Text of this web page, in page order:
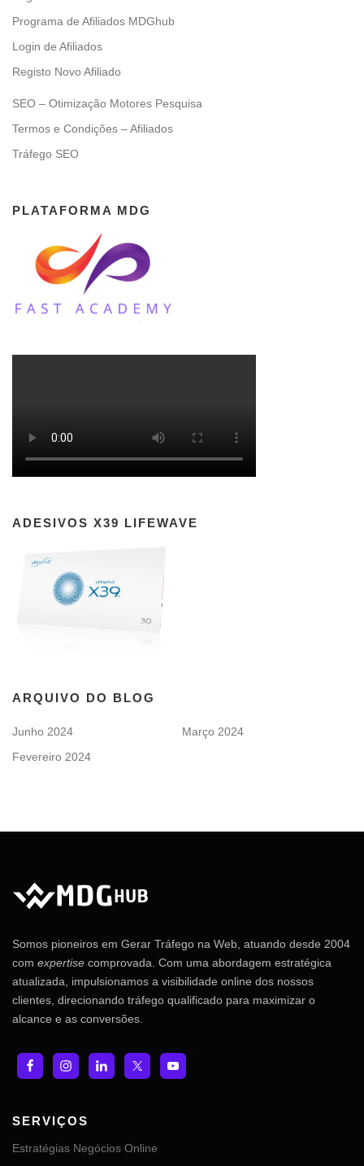
Programa de Afiliados MDGhub
Login de Afiliados
Registo Novo Afiliado
SEO – Otimização Motores Pesquisa
Termos e Condições – Afiliados
Tráfego SEO
PLATAFORMA MDG
ADESIVOS X39 LIFEWAVE
ARQUIVO DO BLOG
Junho 2024
Março 2024
Fevereiro 2024
Somos pioneiros em Gerar Tráfego na Web, atuando desde 2004
com expertise comprovada. Com uma abordagem estratégica
atualizada, impulsionamos a visibilidade online dos nossos
clientes, direcionando tráfego qualificado para maximizar o
alcance e as conversões.
SERVIÇOS
Estratégias Negócios Online